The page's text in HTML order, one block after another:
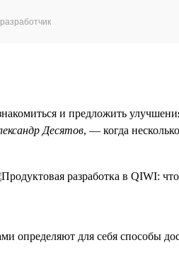
и предложить
Десятов, — когда
для себя способы